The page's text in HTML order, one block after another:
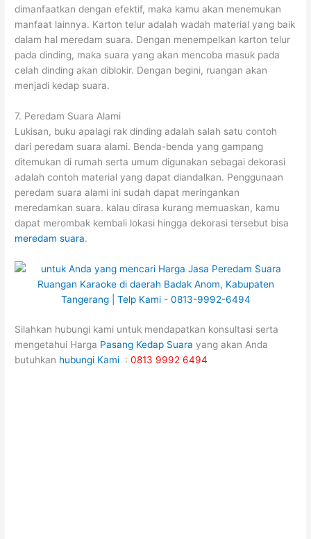
dimanfaatkan dengan efektif, maka kamu akan menemukan
manfaat lainnya. Karton telur adalah wadah material yang baik
dalam hal meredam suara. Dengan menempelkan karton telur
pada dinding, maka suara yang akan mencoba masuk pada
celah dinding akan diblokir. Dengan begini, ruangan akan
menjadi kedap suara.
7. Peredam Suara Alami
Lukisan, buku apalagi rak dinding adalah salah satu contoh
dari peredam suara alami. Benda-benda yang gampang
ditemukan di rumah serta umum digunakan sebagai dekorasi
adalah contoh material yang dapat diandalkan. Penggunaan
peredam suara alami ini sudah dapat meringankan
meredamkan suara. kalau dirasa kurang memuaskan, kamu
dapat merombak kembali lokasi hingga dekorasi tersebut bisa
meredam suara.
Silahkan hubungi kami untuk mendapatkan konsultasi serta
mengetahui Harga Pasang Kedap Suara yang akan Anda
butuhkan hubungi Kami :0813 9992 6494